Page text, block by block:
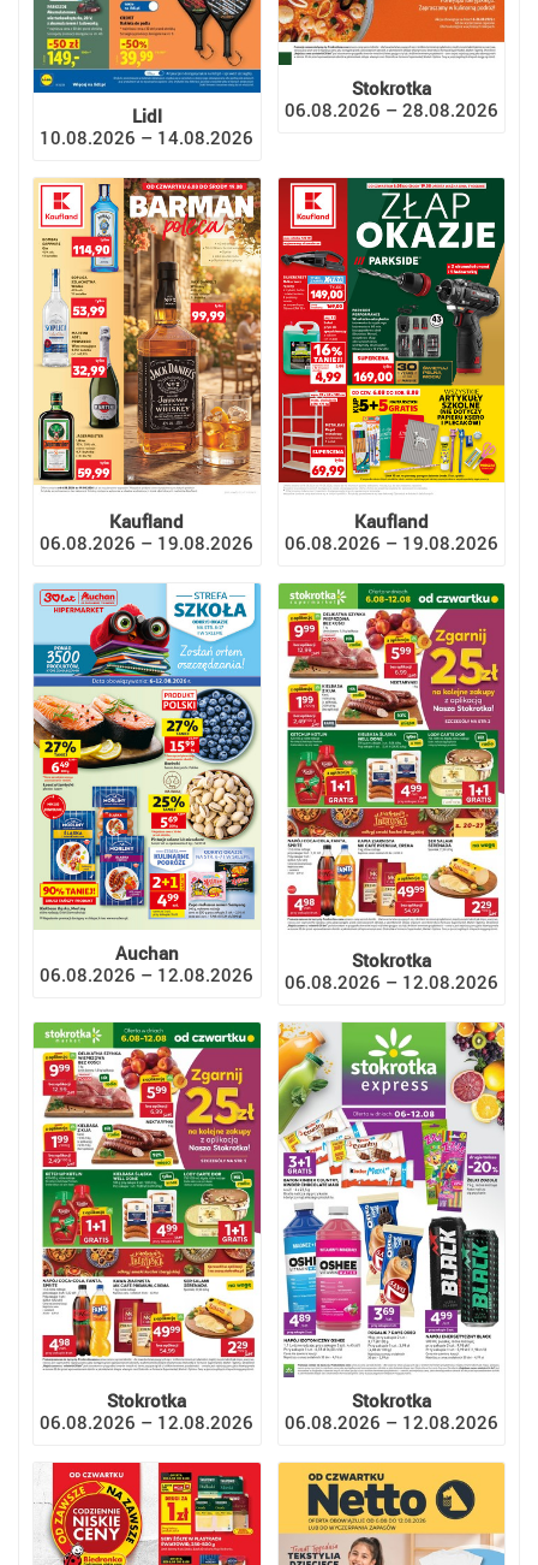
Lidl
10.08.2026 – 14.08.2026
Stokrotka
06.08.2026 – 28.08.2026
Kaufland
06.08.2026 – 19.08.2026
Kaufland
06.08.2026 – 19.08.2026
Auchan
06.08.2026 – 12.08.2026
Stokrotka
06.08.2026 – 12.08.2026
Stokrotka
06.08.2026 – 12.08.2026
Stokrotka
06.08.2026 – 12.08.2026